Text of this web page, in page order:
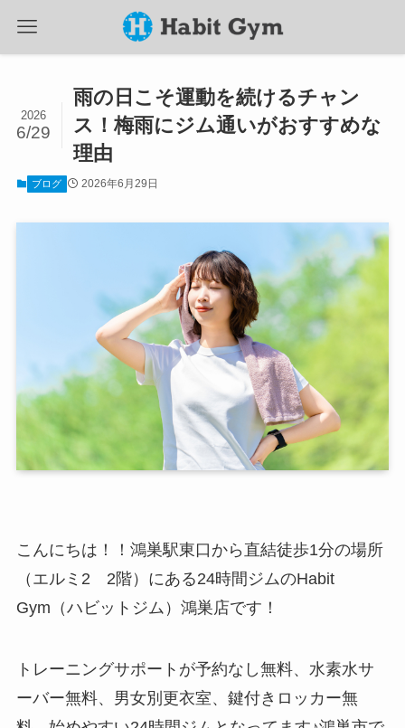
雨の日こそ運動を続けるチャン
ス！梅雨にジム通いがおすすめな
理由
2026
6/29
ブログ 2026年6月29日
こんにちは！！鴻巣駅東口から直結徒歩1分の場所
（エルミ2 2階）にある24時間ジムのHabit
Gym（ハビットジム）鴻巣店です！
トレーニングサポートが予約なし無料、水素水サ
ーバー無料、男女別更衣室、鍵付きロッカー無